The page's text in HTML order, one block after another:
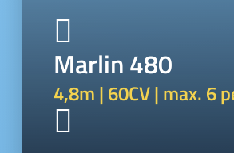
Marlin 480
4,8m | 60CV | max. 6